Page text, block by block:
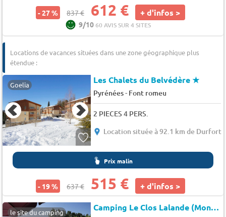
- 27 % 837 € 612 € + d'infos >
9/1060 AVIS SUR 4 SITES
Locations de vacances situées dans une zone géographique plus
étendue :
Goelia Les Chalets du Belvédère★
Pyrénées- Font romeu
2 PIECES 4 PERS.
Location située à 92.1 km de Durfort
Prix malin
- 19 % 637 € 515 € + d'infos >
le site du camping Camping Le Clos Lalande (Montricoux à 12 km)